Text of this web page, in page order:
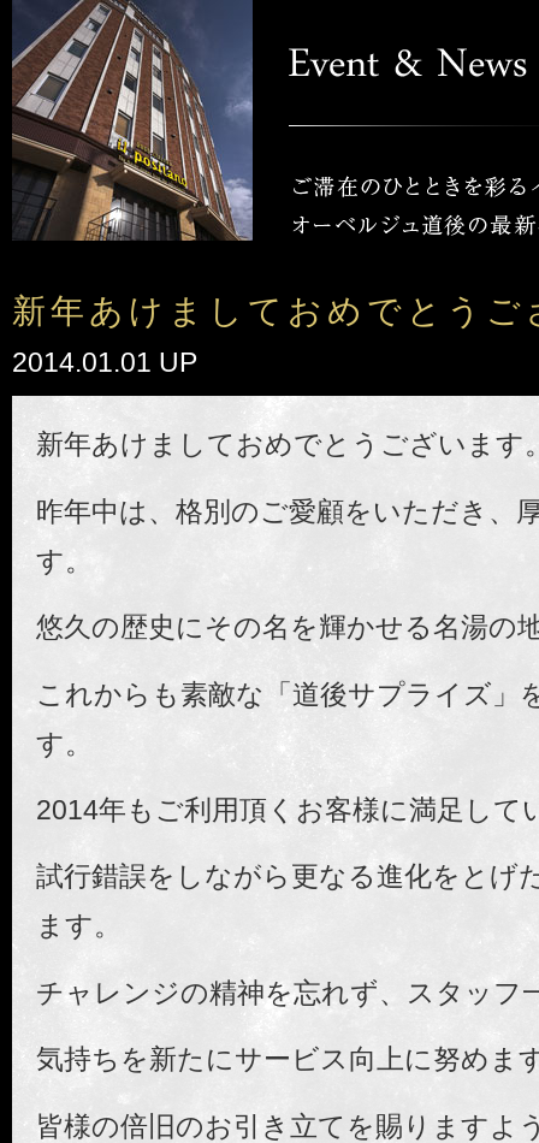
新年あけましておめでとうご
2014.01.01 UP
新年あけましておめでとうございます
昨年中は、格別のご愛顧をいただき、
す。
悠久の歴史にその名を輝かせる名湯の
これからも素敵な「道後サプライズ」
す。
2014年もご利用頂くお客様に満足して
試行錯誤をしながら更なる進化をとげ
ます。
チャレンジの精神を忘れず、スタッフ
気持ちを新たにサービス向上に努めま
皆様の倍旧のお引き立てを賜りますよ